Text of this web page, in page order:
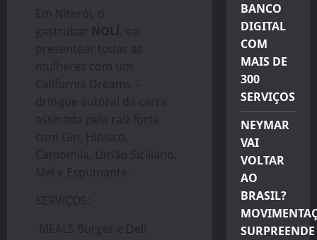
Em Niterói, o
gastrobar NOLÍ, vai
presentear todas as
mulheres com um
California Dreams –
drinque autoral da carta
assinada pela raiz forte
com Gin, Hibisco,
Camomila, Limão Siciliano,
Mel e Espumante.
SERVIÇOS:
-MEALS Burger e Deli
BANCO
DIGITAL
COM
MAIS DE
300
SERVIÇOS
NEYMAR
VAI
VOLTAR
AO
BRASIL?
SURPREENDE